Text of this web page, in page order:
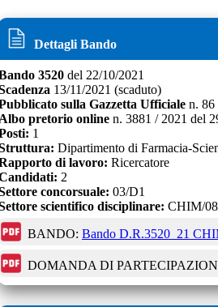
Dettagli Bando
3520 del 22/10/2021
13/11/2021 (scaduto)
sulla Gazzetta Ufficiale n. 86
pretorio online n. 3881 / 2021 del
1
Dipartimento di Farmacia-
di lavoro: Ricercatore
2
concorsuale: 03/D1
scientifico disciplinare: CHIM/08
BANDO: Bando D.R.3520_21
DOMANDA DI